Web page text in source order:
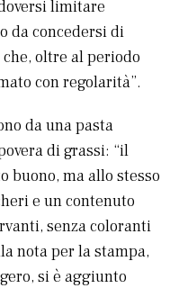
limitare
da concedersi di
oltre al periodo
con regolarità”.
da una pasta
di grassi: “il
buono, ma allo stesso
e un contenuto
senza coloranti
nota per la stampa,
si è aggiunto